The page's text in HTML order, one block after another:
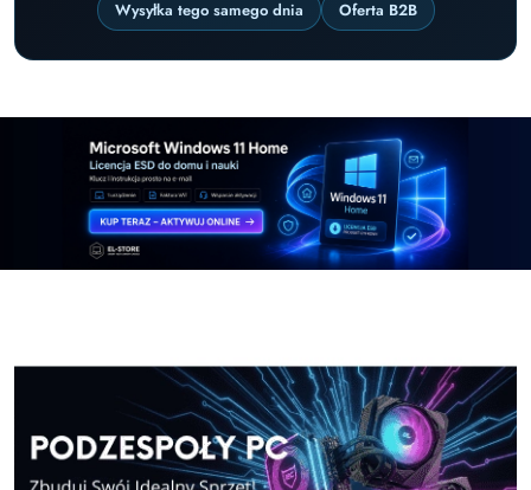
Wysyłka tego samego dnia
Oferta B2B
Pomiń karuzelę promocyjną